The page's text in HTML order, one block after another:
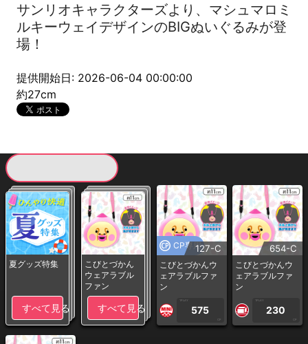
サンリオキャラクターズより、マシュマロミ
ルキーウェイデザインのBIGぬいぐるみが登
場！
提供開始日: 2026-06-04 00:00:00
約27cm
夏グッズ特集
すべて見る
こびとづかん
ウェアラブル
ファン
すべて見る
CP専用127-C
こびとづかんウ
ェアラブルファ
ン
1PLAY
575
CP
654-C
こびとづかんウ
ェアラブルファ
ン
1PLAY
230
CP